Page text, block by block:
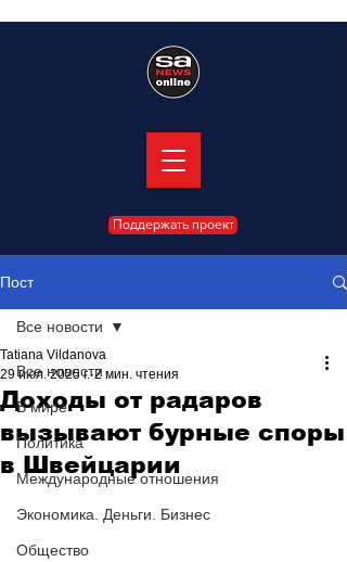
Поддержать проект
Пост
Все новости
В мире
Политика
Международные отношения
Экономика. Деньги. Бизнес
Общество
Все новости
Доходы от радаров
вызывают бурные споры
в Швейцарии
Tatiana Vildanova
29 июл. 2025 г. 2 мин. чтения